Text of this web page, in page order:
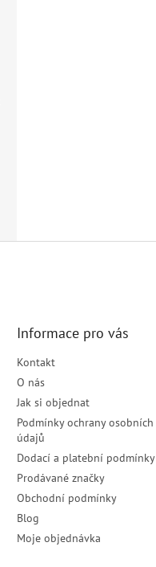
Informace pro vás
Kontakt
O nás
Jak si objednat
Podmínky ochrany osobních
údajů
Dodací a platební podmínky
Prodávané značky
Obchodní podmínky
Blog
Moje objednávka